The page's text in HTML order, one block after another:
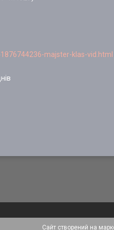
majster-klas-vid.html
Сайт створений на